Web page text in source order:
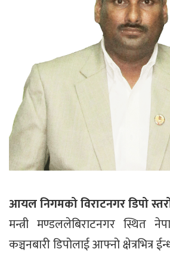
आयल निगमको विराटनगर डिपो
मन्त्री मण्डललेबिराटनगर स्थित
कञ्चनबारी डिपोलाई आफ्नो क्षेत्रभित्र